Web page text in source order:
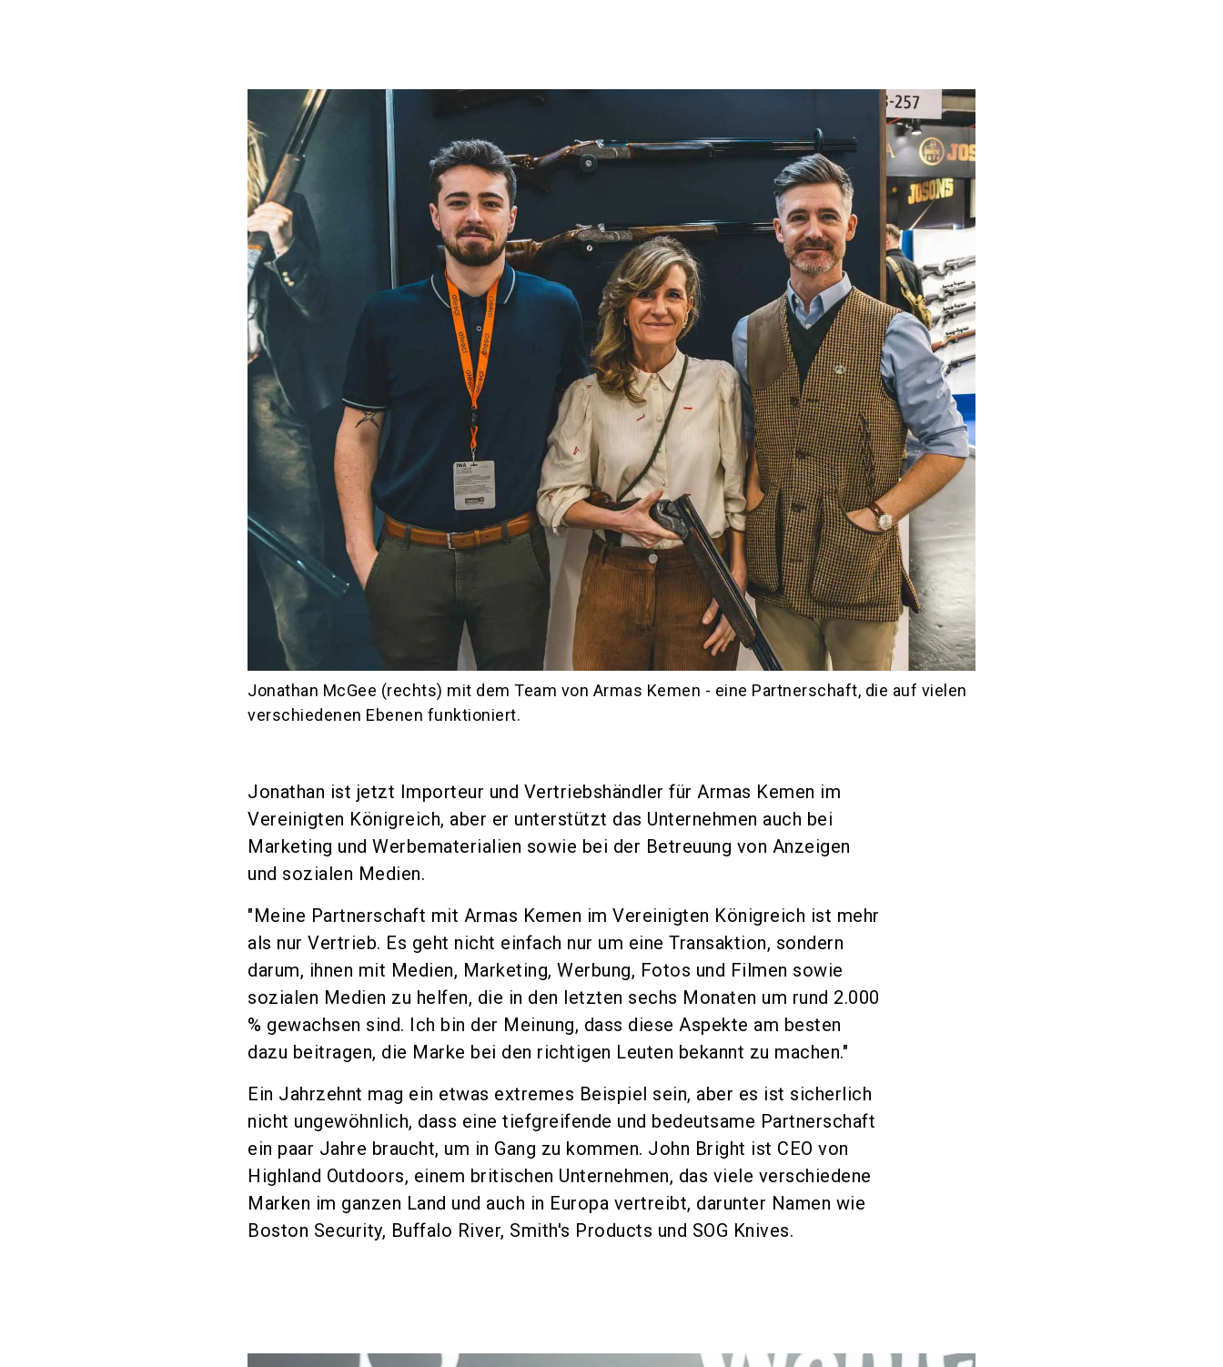
Jonathan McGee (rechts) mit dem Team von Armas Kemen - eine Partnerschaft, die auf vielen
verschiedenen Ebenen funktioniert.
Jonathan ist jetzt Importeur und Vertriebshändler für Armas Kemen im
Vereinigten Königreich, aber er unterstützt das Unternehmen auch bei
Marketing und Werbematerialien sowie bei der Betreuung von Anzeigen
und sozialen Medien.
"Meine Partnerschaft mit Armas Kemen im Vereinigten Königreich ist mehr
als nur Vertrieb. Es geht nicht einfach nur um eine Transaktion, sondern
darum, ihnen mit Medien, Marketing, Werbung, Fotos und Filmen sowie
sozialen Medien zu helfen, die in den letzten sechs Monaten um rund 2.000
% gewachsen sind. Ich bin der Meinung, dass diese Aspekte am besten
dazu beitragen, die Marke bei den richtigen Leuten bekannt zu machen."
Ein Jahrzehnt mag ein etwas extremes Beispiel sein, aber es ist sicherlich
nicht ungewöhnlich, dass eine tiefgreifende und bedeutsame Partnerschaft
ein paar Jahre braucht, um in Gang zu kommen. John Bright ist CEO von
Highland Outdoors, einem britischen Unternehmen, das viele verschiedene
Marken im ganzen Land und auch in Europa vertreibt, darunter Namen wie
Boston Security, Buffalo River, Smith's Products und SOG Knives.